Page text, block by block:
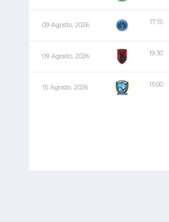
09 Agosto, 2026 17:15
09 Agosto, 2026 19:30
15 Agosto, 2026 15:00